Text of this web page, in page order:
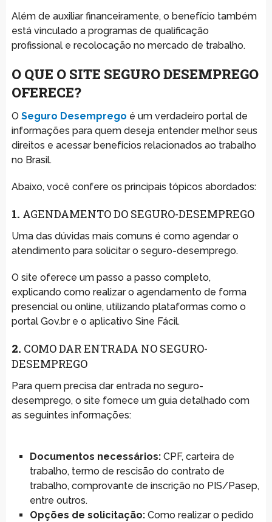
Além de auxiliar financeiramente, o benefício também
está vinculado a programas de qualificação
profissional e recolocação no mercado de trabalho.
O QUE O SITE SEGURO DESEMPREGO
OFERECE?
O Seguro Desemprego é um verdadeiro portal de
informações para quem deseja entender melhor seus
direitos e acessar benefícios relacionados ao trabalho
no Brasil.
Abaixo, você confere os principais tópicos abordados:
1. AGENDAMENTO DO SEGURO-DESEMPREGO
Uma das dúvidas mais comuns é como agendar o
atendimento para solicitar o seguro-desemprego.
O site oferece um passo a passo completo,
explicando como realizar o agendamento de forma
presencial ou online, utilizando plataformas como o
portal Gov.br e o aplicativo Sine Fácil.
2. COMO DAR ENTRADA NO SEGURO-
DESEMPREGO
Para quem precisa dar entrada no seguro-
desemprego, o site fornece um guia detalhado com
as seguintes informações:
Documentos necessários:CPF, carteira de
trabalho, termo de rescisão do contrato de
trabalho, comprovante de inscrição no PIS/Pasep,
entre outros.
Opções de solicitação:Como realizar o pedido